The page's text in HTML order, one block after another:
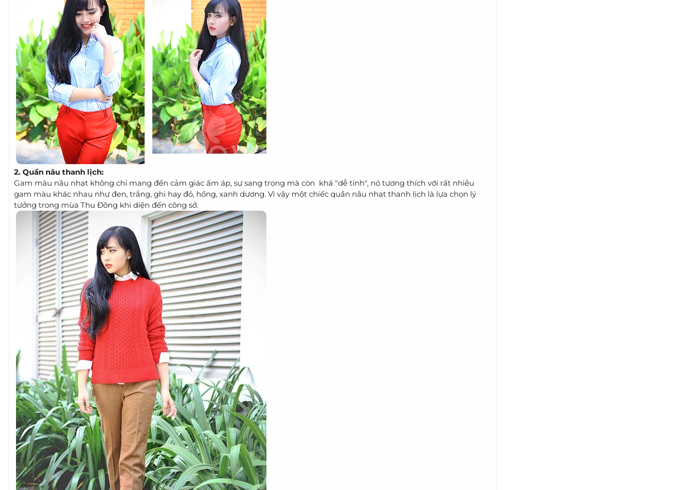
2. Quần nâu thanh lịch:
Gam màu nâu nhạt không chỉ mang đến cảm giác ấm áp, sự sang trọng mà còn khá "dễ tính", nó tương thích với rất nhiều
gam màu khác nhau như đen, trắng, ghi hay đỏ, hồng, xanh dương. Vì vậy một chiếc quần nâu nhạt thanh lịch là lựa chọn lý
tưởng trong mùa Thu Đông khi diện đến công sở.